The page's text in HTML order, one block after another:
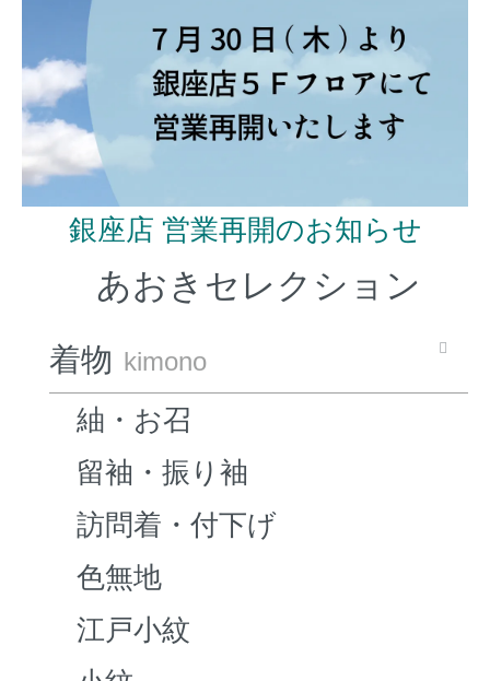
銀座店 営業再開のお知らせ
あおきセレクション
着物 kimono
紬・お召
留袖・振り袖
訪問着・付下げ
色無地
江戸小紋